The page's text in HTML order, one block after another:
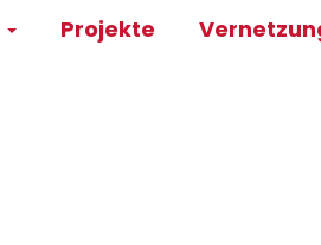
Projekte